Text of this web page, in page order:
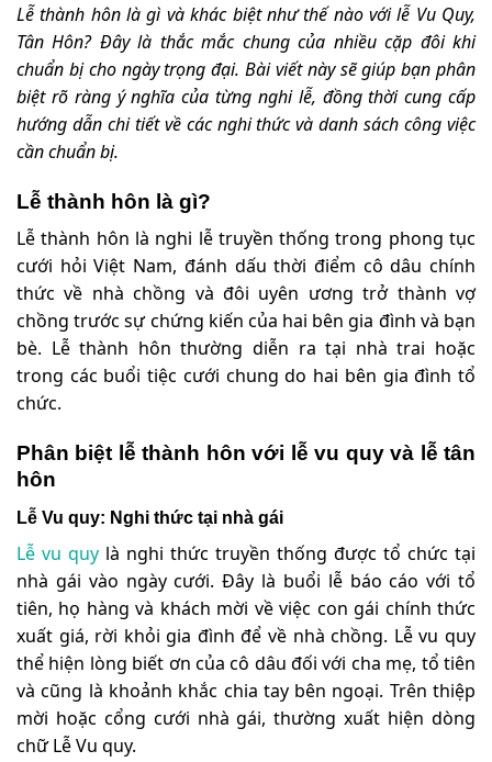
Lễ thành hôn là gì và khác biệt như thế nào với lễ Vu Quy,
Tân Hôn? Đây là thắc mắc chung của nhiều cặp đôi khi
chuẩn bị cho ngày trọng đại. Bài viết này sẽ giúp bạn phân
biệt rõ ràng ý nghĩa của từng nghi lễ, đồng thời cung cấp
hướng dẫn chi tiết về các nghi thức và danh sách công việc
cần chuẩn bị.
Lễ thành hôn là gì?
Lễ thành hôn là nghi lễ truyền thống trong phong tục
cưới hỏi Việt Nam, đánh dấu thời điểm cô dâu chính
thức về nhà chồng và đôi uyên ương trở thành vợ
chồng trước sự chứng kiến của hai bên gia đình và bạn
bè. Lễ thành hôn thường diễn ra tại nhà trai hoặc
trong các buổi tiệc cưới chung do hai bên gia đình tổ
chức.
Phân biệt lễ thành hôn với lễ vu quy và lễ tân
hôn
Lễ Vu quy: Nghi thức tại nhà gái
Lễ vu quy là nghi thức truyền thống được tổ chức tại
nhà gái vào ngày cưới. Đây là buổi lễ báo cáo với tổ
tiên, họ hàng và khách mời về việc con gái chính thức
xuất giá, rời khỏi gia đình để về nhà chồng. Lễ vu quy
thể hiện lòng biết ơn của cô dâu đối với cha mẹ, tổ tiên
và cũng là khoảnh khắc chia tay bên ngoại. Trên thiệp
mời hoặc cổng cưới nhà gái, thường xuất hiện dòng
chữ Lễ Vu quy.